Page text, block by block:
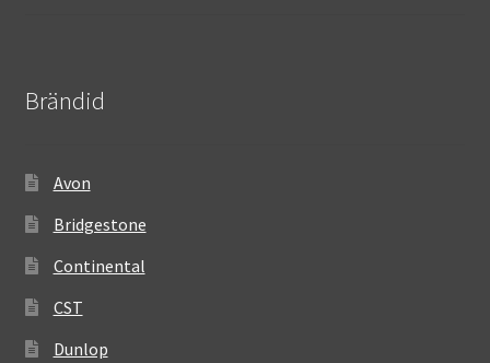
Brändid
Avon
Bridgestone
Continental
CST
Dunlop